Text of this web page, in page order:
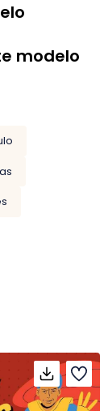
modelo